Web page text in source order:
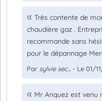
Très contente de
chaudière gaz .
recommande sans
pour le dépannage
Par sylvie sec... - Le 01/
Mr Anquez est venu